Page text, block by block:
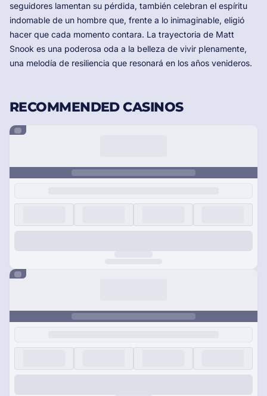
seguidores lamentan su pérdida, también celebran el espíritu
indomable de un hombre que, frente a lo inimaginable, eligió
hacer que cada momento contara. La trayectoria de Matt
Snook es una poderosa oda a la belleza de vivir plenamente,
una melodía de resiliencia que resonará en los años venideros.
RECOMMENDED CASINOS